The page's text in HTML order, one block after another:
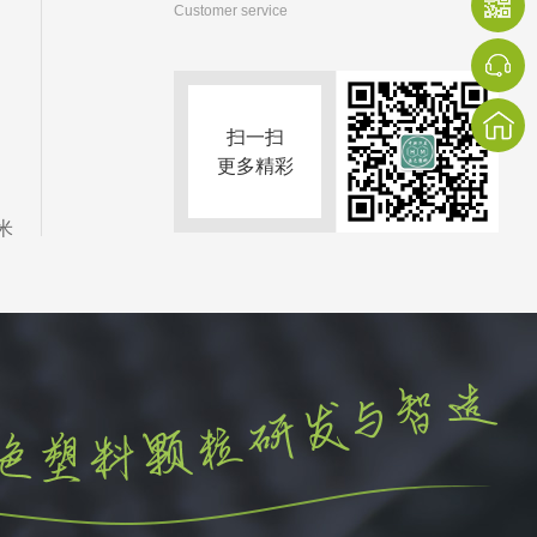
Customer service
扫一扫
更多精彩